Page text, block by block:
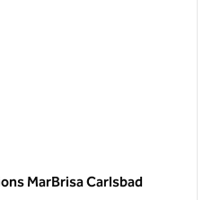
MarBrisa Carlsbad